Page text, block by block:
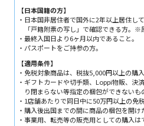
【日本国籍の方】
日本国非居住者で国外に2年以上居住し
「戸籍附票の写し」で確認できる方。※
最終入国日より6ヶ月以内であること。
パスポートをご持参の方。
【適用条件】
免税対象商品は、税抜5,000円以上の購
ギフトカードや切手類、Loppi物販、決
り閉まらない等指定の梱包ができないも
1店舗あたりで同日中に50万円以上の免
購入後出国までの間に商品の梱包を開け
事業用、転売等の販売用としての購入は